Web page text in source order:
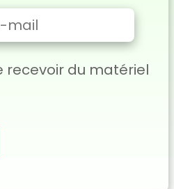
recevoir du matériel